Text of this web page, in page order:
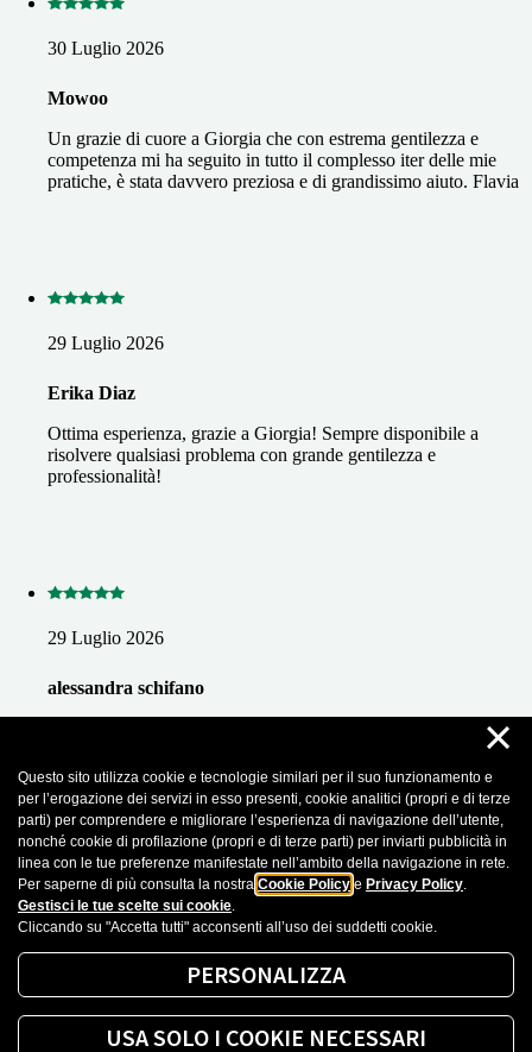
Questo sito utilizza cookie e tecnologie similari per il suo funzionamento e
per l’erogazione dei servizi in esso presenti, cookie analitici (propri e di terze
parti) per comprendere e migliorare l’esperienza di navigazione dell’utente,
nonché cookie di profilazione (propri e di terze parti) per inviarti pubblicità in
linea con le tue preferenze manifestate nell’ambito della navigazione in rete.
Per saperne di più consulta la nostra Cookie Policy e Privacy Policy.
Gestisci le tue scelte sui cookie.
Cliccando su "Accetta tutti" acconsenti all’uso dei suddetti cookie.
×
PERSONALIZZA
USA SOLO I COOKIE NECESSARI
30 Luglio 2026
Mowoo
Un grazie di cuore a Giorgia che con estrema gentilezza e
competenza mi ha seguito in tutto il complesso iter delle mie
pratiche, è stata davvero preziosa e di grandissimo aiuto. Flavia
29 Luglio 2026
Erika Diaz
Ottima esperienza, grazie a Giorgia! Sempre disponibile a
risolvere qualsiasi problema con grande gentilezza e
professionalità!
29 Luglio 2026
alessandra schifano
In occasione della voltura delle utenze di casa a seguito della
morte di mia madre ho avuto il piacere di incontrare Giorgia che
con uno splendido sorriso ha risolto con ottima preperazione
tutti i mei problemi ed ha risposto in modo esaustivo e semplice
a tutte le mie richieste . È stata un piacere conoscerla e risolvere
con lei questo tipo di pratica che purtroppo bisogna affrontare in
questi casi. Se posso essere utile consiglio senza dubbio questa
persona a chi ne abbia bisogno .
Recensioni importate da Google Business Profile. Puoi leggere tutte le recensioni
cliccando sul seguenteLink